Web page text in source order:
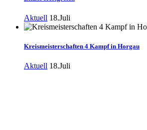
Aktuell 18.Juli
Kreismeisterschaften 4 Kampf in Horgau
Aktuell 18.Juli